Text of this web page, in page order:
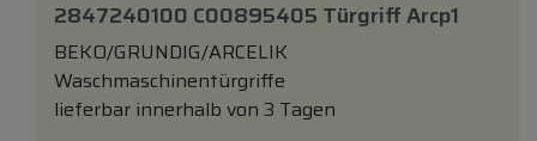
2847240100 C00895405 Türgriff Arcp1
BEKO/GRUNDIG/ARCELIK
Waschmaschinentürgriffe
lieferbar innerhalb von 3 Tagen